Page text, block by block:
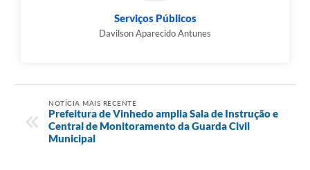
Serviços Públicos
Davilson Aparecido Antunes
NOTÍCIA MAIS RECENTE
Prefeitura de Vinhedo amplia Sala de Instrução e
Central de Monitoramento da Guarda Civil
Municipal